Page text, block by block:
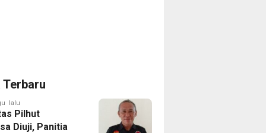
Terbaru
lalu
Pilhut
Diuji, Panitia